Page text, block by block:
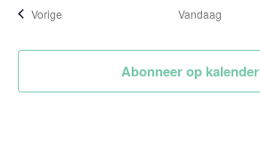
VorigeEvenementen Vandaag
Abonneer op kalender